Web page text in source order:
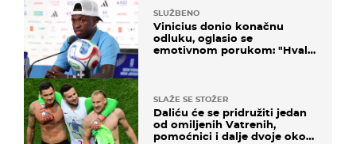
SLUŽBENO
Vinicius donio konačnu
odluku, oglasio se
emotivnom porukom: "Hvala
SLAŽE SE STOŽER
Daliću će se pridružiti jedan
od omiljenih Vatrenih,
pomoćnici i dalje dvoje oko